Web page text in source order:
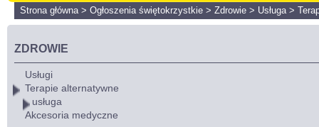
Strona główna> Ogłoszenia świętokrzystkie > Zdrowie > Usługa>
ZDROWIE
Usługi
Terapie alternatywne
usługa
Akcesoria medyczne